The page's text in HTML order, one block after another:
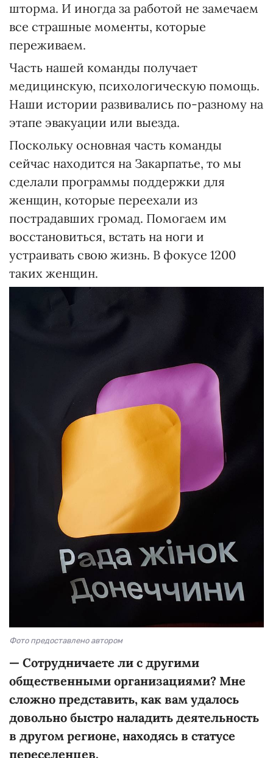
шторма. И иногда за работой не замечаем
все страшные моменты, которые
переживаем.
Часть нашей команды получает
медицинскую, психологическую помощь.
Наши истории развивались по-разному на
этапе эвакуации или выезда.
Поскольку основная часть команды
сейчас находится на Закарпатье, то мы
сделали программы поддержки для
женщин, которые переехали из
пострадавших громад. Помогаем им
восстановиться, встать на ноги и
устраивать свою жизнь. В фокусе 1200
таких женщин.
Фото предоставлено автором
— Сотрудничаете ли с другими
общественными организациями? Мне
сложно представить, как вам удалось
довольно быстро наладить деятельность
в другом регионе, находясь в статусе
переселенцев.